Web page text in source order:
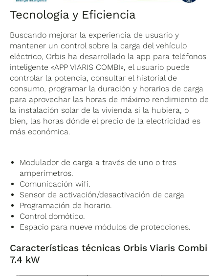
Tecnología y Eficiencia
Buscando mejorar la experiencia de usuario y
mantener un control sobre la carga del vehículo
eléctrico, Orbis ha desarrollado la app para teléfonos
inteligente «APP VIARIS COMBI», el usuario puede
controlar la potencia, consultar el historial de
consumo, programar la duración y horarios de carga
para aprovechar las horas de máximo rendimiento de
la instalación solar de la vivienda si la hubiera, o
bien, las horas dónde el precio de la electricidad es
más económica.
Modulador de carga a través de uno o tres
amperímetros.
Comunicación wifi.
Sensor de activación/desactivación de carga
Programación de horario.
Control domótico.
Espacio para nueve módulos de protecciones.
Características técnicas Orbis Viaris Combi
7.4 kW